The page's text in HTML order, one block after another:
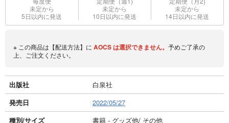
未定から
5日以内に発送
未定から
10日以内に発送
未定から
14日以内に発送
※ この商品は【配送方法】に AOCSは選択できません。 予めご了承の
上、ご注文ください。
出版社
白泉社
発売日
2022/05/27
種別/サイズ
書籍 - グッズ他/ その他